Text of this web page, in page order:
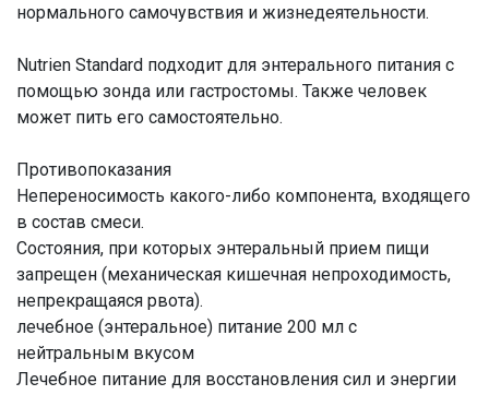
нормального самочувствия и жизнедеятельности.
Nutrien Standard подходит для энтерального питания с
помощью зонда или гастростомы. Также человек
может пить его самостоятельно.
Противопоказания
Непереносимость какого-либо компонента, входящего
в состав смеси.
Состояния, при которых энтеральный прием пищи
запрещен (механическая кишечная непроходимость,
непрекращаяся рвота).
лечебное (энтеральное) питание 200 мл с
нейтральным вкусом
Лечебное питание для восстановления сил и энергии